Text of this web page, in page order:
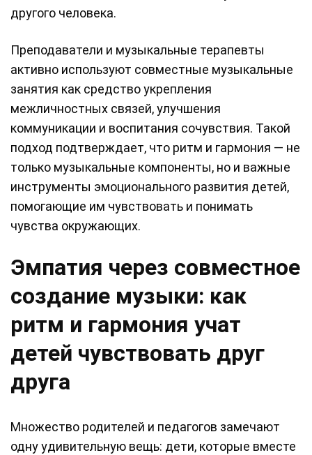
другого человека.
Преподаватели и музыкальные терапевты
активно используют совместные музыкальные
занятия как средство укрепления
межличностных связей, улучшения
коммуникации и воспитания сочувствия. Такой
подход подтверждает, что ритм и гармония — не
только музыкальные компоненты, но и важные
инструменты эмоционального развития детей,
помогающие им чувствовать и понимать
чувства окружающих.
Эмпатия через совместное
создание музыки: как
ритм и гармония учат
детей чувствовать друг
друга
Множество родителей и педагогов замечают
одну удивительную вещь: дети, которые вместе